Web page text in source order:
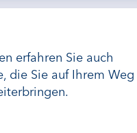
erfahren Sie auch
die Sie auf Ihrem Weg